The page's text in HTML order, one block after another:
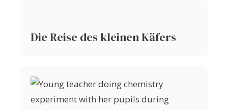
Die Reise des kleinen Käfers